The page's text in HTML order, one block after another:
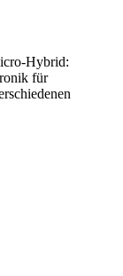
Hybrid:
für